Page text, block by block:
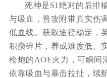
死神是S1绝对的后排
与吸血，普攻附带真实伤
低血线。获取途径稳定，
积攒碎片，养成难度低。
枪炮的AOE火力，可瞬间
依靠吸血与暴击拉扯，续